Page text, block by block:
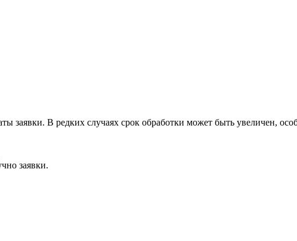
заявки. В редких случаях срок обработки может быть увеличен,
заявки.